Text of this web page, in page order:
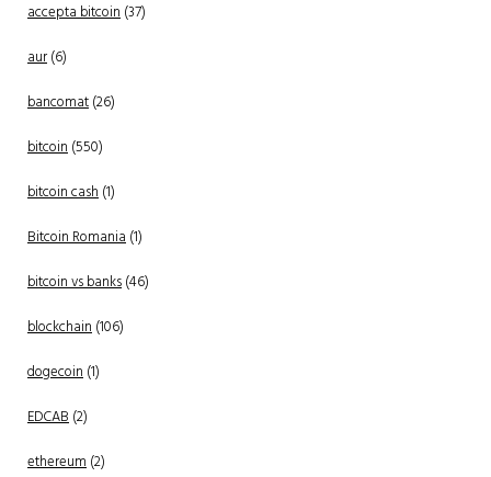
accepta bitcoin(37)
aur(6)
bancomat(26)
bitcoin(550)
bitcoin cash(1)
Bitcoin Romania(1)
bitcoin vs banks(46)
blockchain(106)
dogecoin(1)
EDCAB(2)
ethereum(2)